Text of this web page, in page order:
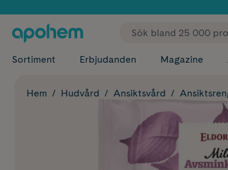
Sortiment Erbjudanden Magazine
Hem Hudvård Ansiktsvård